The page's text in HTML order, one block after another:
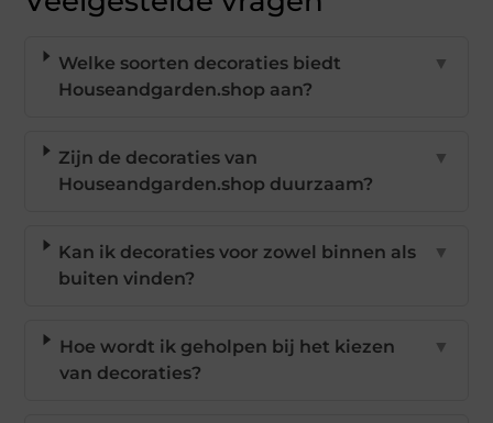
Welke soorten decoraties biedt
Houseandgarden.shop aan?
▼
Zijn de decoraties van
Houseandgarden.shop duurzaam?
▼
Kan ik decoraties voor zowel binnen als
buiten vinden?
▼
Hoe wordt ik geholpen bij het kiezen
van decoraties?
▼